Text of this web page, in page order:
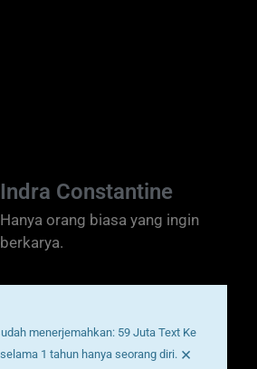
Indra Constantine
Hanya orang biasa yang ingin
berkarya.
menerjemahkan: 59 Juta Text Ke
1 tahun hanya seorang diri. ×